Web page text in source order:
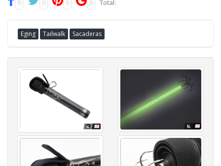
0 0 0 0 Total:
Eging Tailwalk Sacaderas